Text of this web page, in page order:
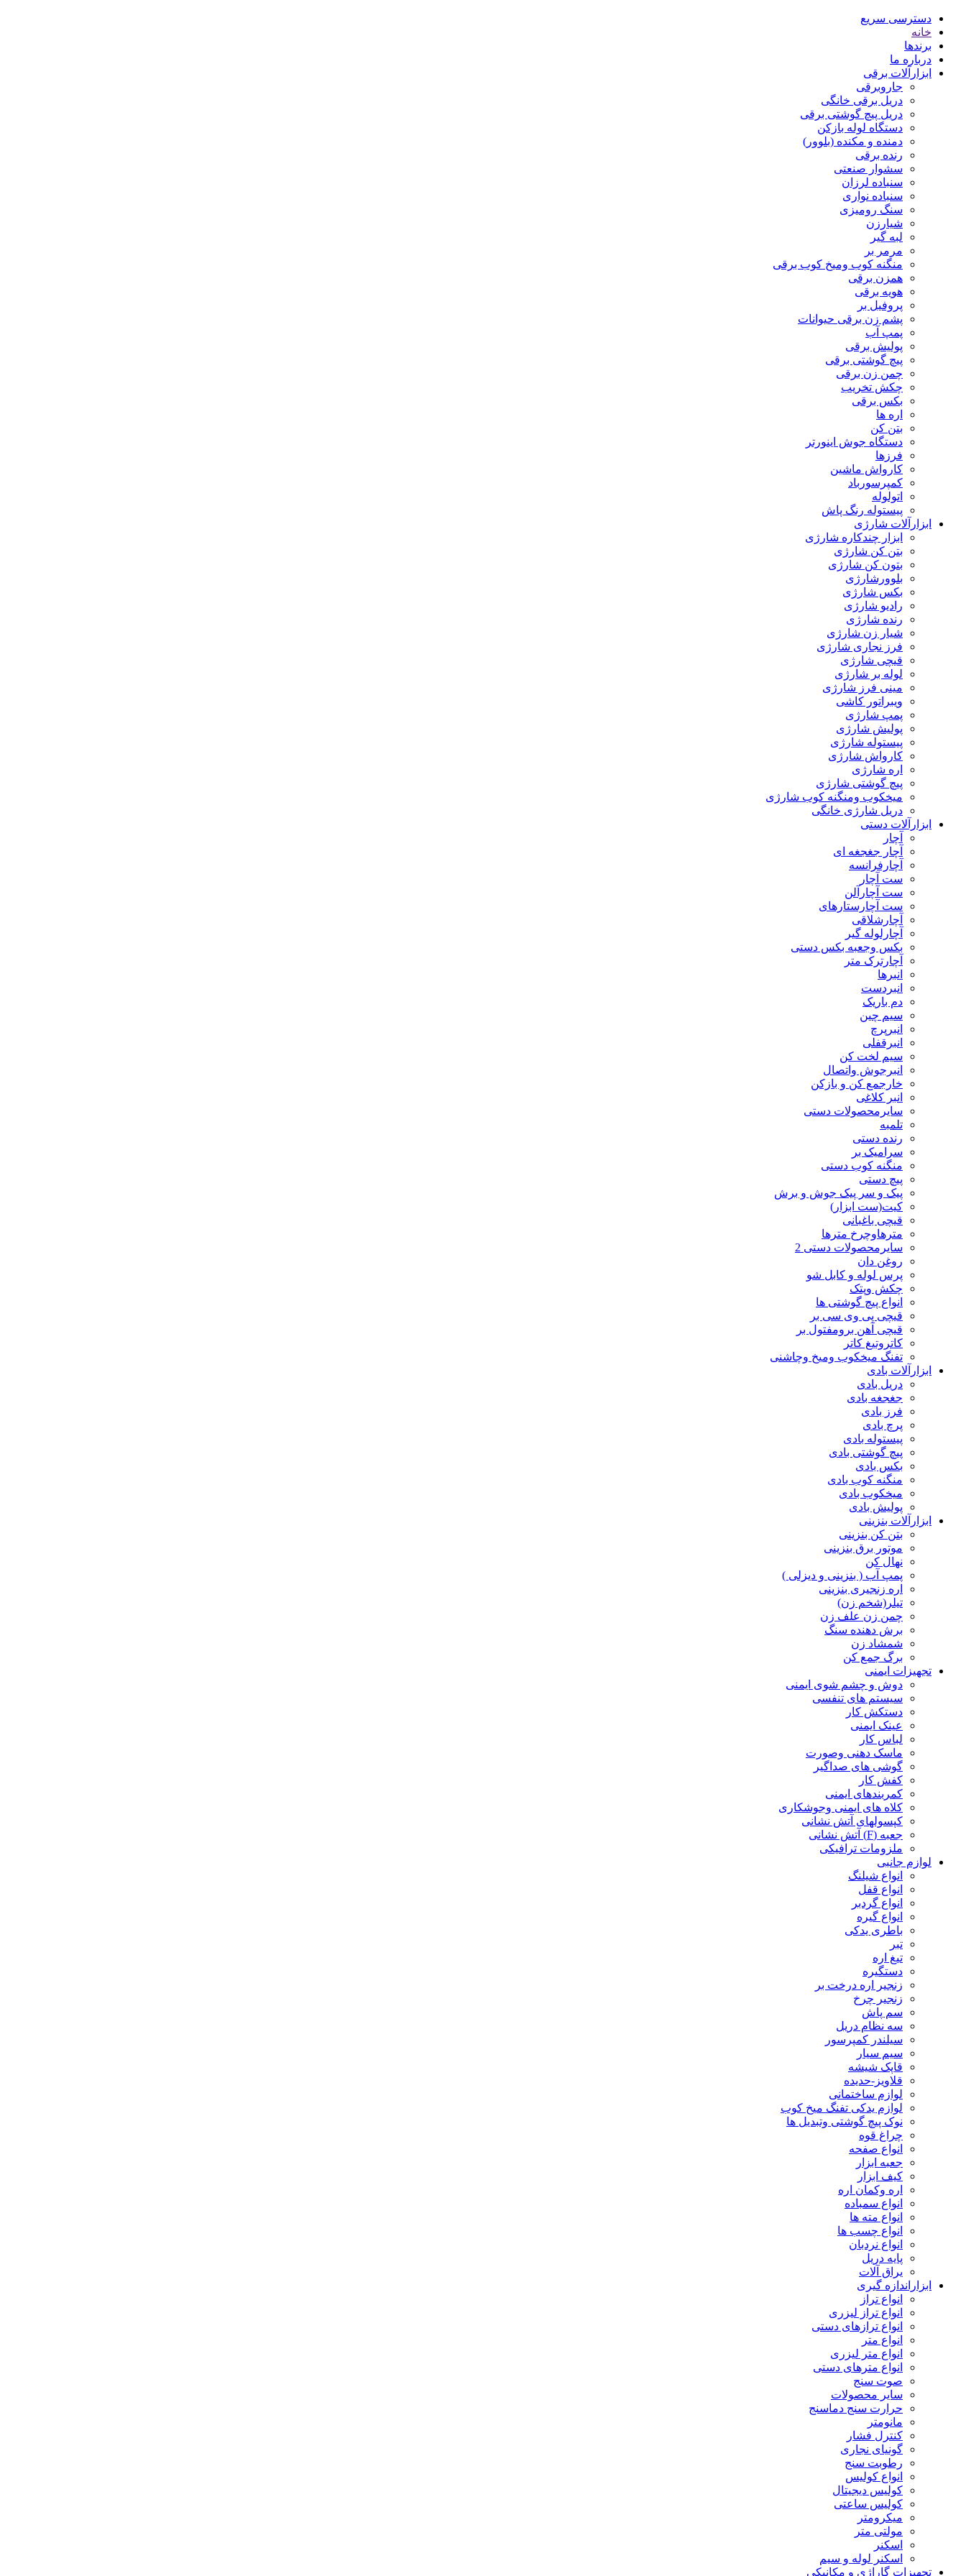
دسترسی سریع
خانه
برندها
درباره ما
ابزارآلات برقی
جاروبرقی
دریل برقی خانگی
دریل پیچ گوشتی برقی
دستگاه لوله بازکن
دمنده و مکنده (بلوور)
رنده برقی
سشوار صنعتی
سنباده لرزان
سنباده نواری
سنگ رومیزی
شیارزن
لبه گیر
مرمر بر
منگنه کوب ومیخ کوب برقی
همزن برقی
هویه برقی
پروفیل بر
پشم زن برقی حیوانات
پمپ آب
پولیش برقی
پیچ گوشتی برقی
چمن زن برقی
چکش تخریب
بکس برقی
اره ها
بتن کن
دستگاه جوش اینورتر
فرزها
کارواش ماشین
کمپرسورباد
اتولوله
پیستوله رنگ پاش
ابزارآلات شارژی
ابزار چندکاره شارژی
بتن کن شارژی
بتون کن شارژی
بلوورشارژی
بکس شارژی
رادیو شارژی
رنده شارژی
شیار زن شارژی
فرز نجاری شارژی
قیچی شارژی
لوله بر شارژی
مینی فرز شارژی
ویبراتور کاشی
پمپ شارژی
پولیش شارژی
پیستوله شارژی
کارواش شارژی
اره شارژی
پیچ گوشتی شارژی
میخکوب ومنگنه کوب شارژی
دریل شارژی خانگی
ابزارآلات دستی
آچار
آچار جغجغه ای
آچارفرانسه
ست آچار
ست آچارآلن
ست آچارستارهای
آچارشلاقی
آچارلوله گیر
بکس وجعبه بکس دستی
آچارترک متر
انبرها
انبردست
دم باریک
سیم چین
انبرپرچ
انبرقفلی
سیم لخت کن
انبرجوش واتصال
خارجمع کن و بازکن
انبر کلاغی
سایرمحصولات دستی
تلمبه
رنده دستی
سرامیک بر
منگنه کوب دستی
پیچ دستی
پیک و سر پیک جوش و برش
کیت(ست ابزار)
قیچی باغبانی
مترهاوچرخ مترها
سایرمحصولات دستی 2
روغن دان
پرس لوله و کابل شو
چکش وپتک
انواع پیچ گوشتی ها
قیچی پی وی سی بر
قیچی آهن برومفتول بر
کاتروتیغ کاتر
تفنگ میخکوب ومیخ وچاشنی
ابزارآلات بادی
دریل بادی
جغجغه بادی
فرز بادی
پرچ بادی
پیستوله بادی
پیچ گوشتی بادی
بکس بادی
منگنه کوب بادی
میخکوب بادی
پولیش بادی
ابزارآلات بنزینی
بتن کن بنزینی
موتور برق بنزینی
نهال کن
پمپ آب ( بنزینی و دیزلی )
اره زنجیری بنزینی
تیلر(شخم زن)
چمن زن علف زن
برش دهنده سنگ
شمشاد زن
برگ جمع کن
تجهیزات ایمنی
دوش و چشم شوی ایمنی
سیستم های تنفسی
دستکش کار
عینک ایمنی
لباس کار
ماسک دهنی وصورت
گوشی های صداگیر
کفش کار
کمربندهای ایمنی
کلاه های ایمنی وجوشکاری
کپسولهای آتش نشانی
جعبه (F) آتش نشانی
ملزومات ترافیکی
لوازم جانبی
انواع شیلنگ
انواع قفل
انواع گردبر
انواع گیره
باطری یدکی
تبر
تیغ اره
دستگیره
زنجیر اره درخت بر
زنجیر چرخ
سم پاش
سه نظام دریل
سیلندر کمپرسور
سیم سیار
قاپک شیشه
قلاویز-حدیده
لوازم ساختمانی
لوازم یدکی تفنگ میخ کوب
نوک پیچ گوشتی وتبدیل ها
چراغ قوه
انواع صفحه
جعبه ابزار
کیف ابزار
اره وکمان اره
انواع سمباده
انواع مته ها
انواع چسب ها
انواع نردبان
پایه دریل
یراق آلات
ابزاراندازه گیری
انواع تراز
انواع تراز لیزری
انواع ترازهای دستی
انواع متر
انواع متر لیزری
انواع مترهای دستی
صوت سنج
سایر محصولات
حرارت سنج دماسنج
مانومتر
کنترل فشار
گونیای نجاری
رطوبت سنج
انواع کولیس
کولیس دیجیتال
کولیس ساعتی
میکرومتر
مولتی متر
اسکنر
اسکنر لوله و سیم
تجهیزات گاراژی و مکانیکی